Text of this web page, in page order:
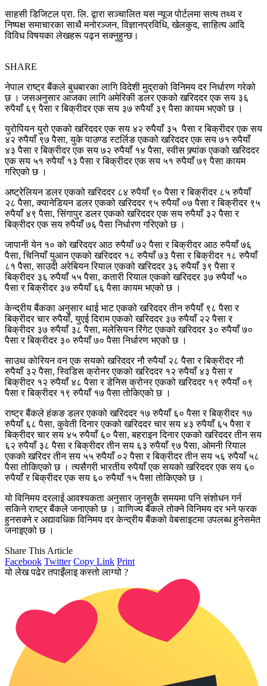
साहसी डिजिटल प्रा. लि. द्वारा सञ्चालित यस न्यूज पोर्टलमा सत्य तथ्य र
निष्पक्ष समाचारका साथै मनोरञ्जन, विज्ञानप्रविधि, खेलकुद, साहित्य आदि
विविध विषयका लेखहरू पढ्न सक्नुहुन्छ।
SHARE
नेपाल राष्ट्र बैंकले बुधबारका लागि विदेशी मुद्राको विनिमय दर निर्धारण गरेको
छ । जसअनुसार आजका लागि अमेरिकी डलर एकको खरिददर एक सय ३६
रुपैयाँ ६९ पैसा र बिक्रीदर एक सय ३७ रुपैयाँ ३९ पैसा कायम भएको छ ।
युरोपियन युरो एकको खरिददर एक सय ४२ रुपैयाँ ३५ पैसा र बिक्रीदर एक सय
४२ रुपैयाँ ९७ पैसा, युके पाउण्ड स्टर्लिङ एकको खरिददर एक सय ७१ रुपैयाँ
४३ पैसा र बिक्रीदर एक सय ७२ रुपैयाँ १४ पैसा, स्वीस फ्र्यांक एकको खरिददर
एक सय ५१ रुपैयाँ १३ पैसा र बिक्रीदर एक सय ५१ रुपैयाँ ७९ पैसा कायम
गरिएको छ ।
अष्ट्रेलियन डलर एकको खरिददर ८४ रुपैयाँ ९० पैसा र बिक्रीदर ८५ रुपैयाँ
२८ पैसा, क्यानेडियन डलर एकको खरिददर ९५ रुपैयाँ ०७ पैसा र बिक्रीदर ९५
रुपैयाँ ४९ पैसा, सिंगापुर डलर एकको खरिददर एक सय रुपैयाँ ३२ पैसा र
बिक्रीदर एक सय रुपैयाँ ७६ पैसा निर्धारण गरिएको छ ।
जापानी येन १० को खरिददर आठ रुपैयाँ ७२ पैसा र बिक्रीदर आठ रुपैयाँ ७६
पैसा, चिनियाँ युआन एकको खरिददर १८ रुपैयाँ ७३ पैसा र बिक्रीदर १८ रुपैयाँ
८१ पैसा, साउदी अरेबियन रियाल एकको खरिददर ३६ रुपैयाँ ३९ पैसा र
बिक्रीदर ३६ रुपैयाँ ५५ पैसा, कतारी रियाल एकको खरिददर ३७ रुपैयाँ ५०
पैसा र बिक्रीदर ३७ रुपैयाँ ६६ पैसा कायम भएको छ ।
केन्द्रीय बैंकका अनुसार थाई भाट एकको खरिददर तीन रुपैयाँ ९८ पैसा र
बिक्रीदर चार रुपैयाँ, युएई दिराम एकको खरिददर ३७ रुपैयाँ २२ पैसा र
बिक्रीदर ३७ रुपैयाँ ३८ पैसा, मलेसियन रिंगेट एकको खरिददर ३० रुपैयाँ ७०
पैसा र बिक्रीदर ३० रुपैयाँ ७० पैसा निर्धारण भएको छ ।
साउथ कोरियन वन एक सयको खरिददर नौ रुपैयाँ २८ पैसा र बिक्रीदर नौ
रुपैयाँ ३२ पैसा, स्विडिस क्रोनर एकको खरिददर १२ रुपैयाँ ४३ पैसा र
बिक्रीदर १२ रुपैयाँ ४८ पैसा र डेनिस क्रोनर एकको खरिददर १९ रुपैयाँ ०९
पैसा र बिक्रीदर १९ रुपैयाँ १७ पैसा तोकिएको छ ।
राष्ट्र बैंकले हंकङ डलर एकको खरिददर १७ रुपैयाँ ६० पैसा र बिक्रीदर १७
रुपैयाँ ६८ पैसा, कुवेती दिनार एकको खरिददर चार सय ४३ रुपैयाँ ६५ पैसा र
बिक्रीदर चार सय ४५ रुपैयाँ ६० पैसा, बहराइन दिनार एकको खरिददर तीन सय
६२ रुपैयाँ ३८ पैसा र बिक्रीदर तीन सय ६३ रुपैयाँ ९७ पैसा, ओमनी रियाल
एकको खरिदर तीन सय ५५ रुपैयाँ ०२ पैसा र बिक्रीदर तीन सय ५६ रुपैयाँ ५८
पैसा तोकिएको छ । त्यसैगरी भारतीय रुपैयाँ एक सयको खरिददर एक सय ६०
रुपैयाँ र बिक्रीदर एक सय ६० रुपैयाँ १५ पैसा तोकिएको छ ।
यो विनिमय दरलाई आवश्यकता अनुसार जुनसुकै समयमा पनि संशोधन गर्न
सकिने राष्ट्र बैंकले जनाएको छ । वाणिज्य बैंकले तोक्ने विनिमय दर भने फरक
हुनसक्ने र अद्यावधिक विनिमय दर केन्द्रीय बैंकको वेबसाइटमा उपलब्ध हुनेसमेत
जनाइएको छ ।
Share This Article
Facebook Twitter Copy Link Print
यो लेख पढेर तपाइँलाइ कस्तो लाग्यो ?